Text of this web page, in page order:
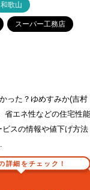
和歌山
スーパー工務店
った？ゆめすみか(吉村
省エネ性などの住宅性
スの情報や値下げ方法
詳細をチェック！